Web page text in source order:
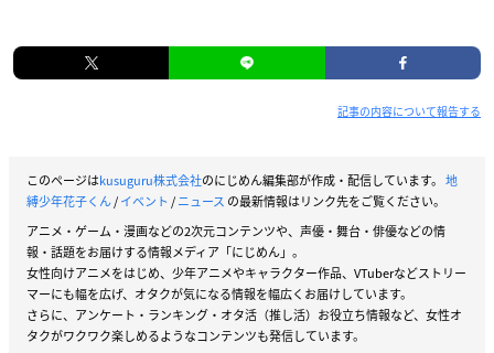
記事の内容について報告する
このページはkusuguru株式会社のにじめん編集部が作成・配信しています。 地
縛少年花子くん/イベント /ニュース の最新情報はリンク先をご覧ください。
アニメ・ゲーム・漫画などの2次元コンテンツや、声優・舞台・俳優などの情
報・話題をお届けする情報メディア「にじめん」。
女性向けアニメをはじめ、少年アニメやキャラクター作品、VTuberなどストリー
マーにも幅を広げ、オタクが気になる情報を幅広くお届けしています。
さらに、アンケート・ランキング・オタ活（推し活）お役立ち情報など、女性オ
タクがワクワク楽しめるようなコンテンツも発信しています。